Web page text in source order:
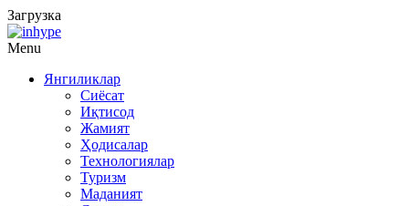
Загрузка
Menu
Янгиликлар
Сиёсат
Иқтисод
Жамият
Ҳодисалар
Технологиялар
Туризм
Маданият